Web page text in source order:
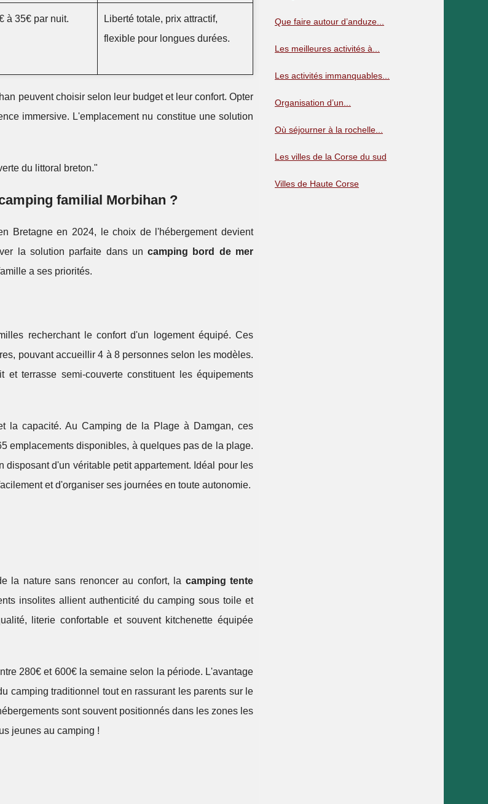
à 35€ par nuit.
Liberté totale, prix attractif,
flexible pour longues durées.
peuvent choisir selon leur budget et leur confort. Opter
immersive. L'emplacement nu constitue une solution
du littoral breton."
familial Morbihan ?
Bretagne en 2024, le choix de l'hébergement devient
la solution parfaite dans uncamping bord de mer
a ses priorités.
recherchant le confort d'un logement équipé. Ces
pouvant accueillir 4 à 8 personnes selon les modèles.
terrasse semi-couverte constituent les équipements
la capacité. Au Camping de la Plage à Damgan, ces
emplacements disponibles, à quelques pas de la plage.
d'un véritable petit appartement. Idéal pour les
et d'organiser ses journées en toute autonomie.
la nature sans renoncer au confort, la camping tente
insolites allient authenticité du camping sous toile et
literie confortable et souvent kitchenette équipée
280€ et 600€ la semaine selon la période. L'avantage
camping traditionnel tout en rassurant les parents sur le
sont souvent positionnés dans les zones les
jeunes au camping !
Que faire autour d’anduze...
Les meilleures activités à...
Les activités immanquables...
Organisation d’un...
Où séjourner à la rochelle...
Les villes de la Corse du sud
Villes de Haute Corse